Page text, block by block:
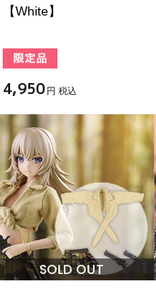
【White】
4,950 円 税込
SOLD OUT